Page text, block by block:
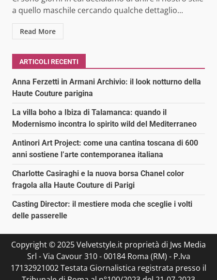
a quello maschile cercando qualche dettaglio...
Read More
ARTICOLI RECENTI
Anna Ferzetti in Armani Archivio: il look notturno della
Haute Couture parigina
La villa boho a Ibiza di Talamanca: quando il
Modernismo incontra lo spirito wild del Mediterraneo
Antinori Art Project: come una cantina toscana di 600
anni sostiene l’arte contemporanea italiana
Charlotte Casiraghi e la nuova borsa Chanel color
fragola alla Haute Couture di Parigi
Casting Director: il mestiere moda che sceglie i volti
delle passerelle
Copyright © 2025 Velvetstyle.it proprietà di Jws Media
Srl - Via Cavour 310 - 00184 Roma (RM) - P.Iva
17132921002 Testata Giornalistica registrata presso il